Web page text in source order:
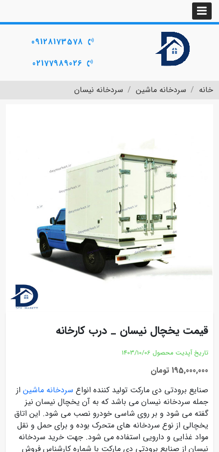
09128173578
02177989026
خانه سردخانه ماشین سردخانه نیسان
قیمت یخچال نیسان _ درب کارخانه
تاریخ آپدیت محصول 1403/10/06
195,000,000 تومان
صنایع برودتی دی مارکت تولید کننده انواع سردخانه ماشین از
جمله سردخانه نیسان می باشد که به آن یخچال نیسان نیز
گفته می شود و بر روی شاسی خودرو نصب می شود. این اتاق
یخچالی از نوع سردخانه های متحرک بوده و برای حمل و نقل
مواد غذایی و دارویی استفاده می شود. جهت خرید سردخانه
نیسان از صنایع برودتی دی مارکت با شماره کارشناس فروش